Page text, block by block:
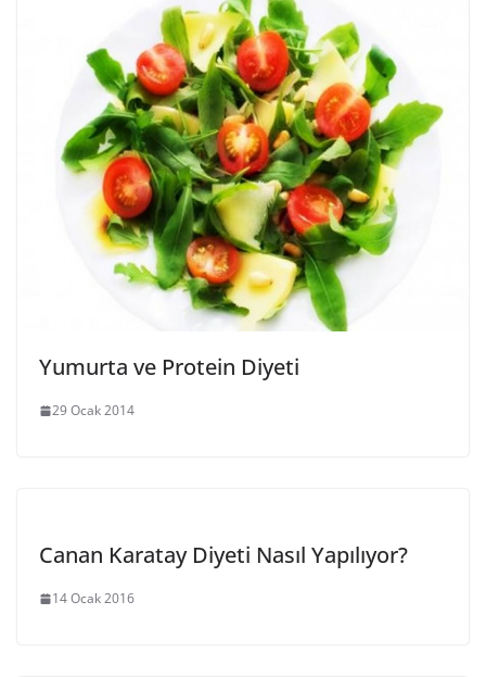
Yumurta ve Protein Diyeti
29 Ocak 2014
Canan Karatay Diyeti Nasıl Yapılıyor?
14 Ocak 2016